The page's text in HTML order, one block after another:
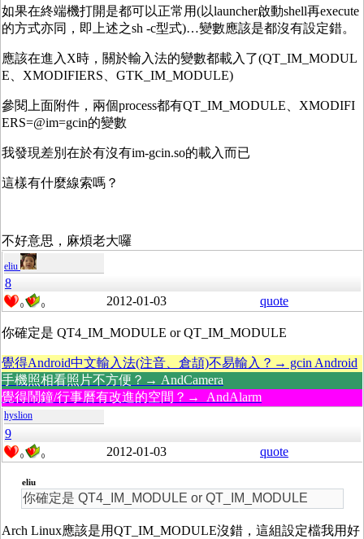
如果在終端機打開是都可以正常用(以launcher啟動shell再execute
的方式亦同，即上述之sh -c型式)…變數應該是都沒有設定錯。
應該在進入X時，關於輸入法的變數都載入了(QT_IM_MODUL
E、XMODIFIERS、GTK_IM_MODULE)
參閱上面附件，兩個process都有QT_IM_MODULE、XMODIFI
ERS=@im=gcin的變數
我發現差別在於有沒有im-gcin.so的載入而已
這樣有什麼線索嗎？
不好意思，麻煩老大囉
eliu
8
0 0 2012-01-03 quote
你確定是 QT4_IM_MODULE or QT_IM_MODULE
覺得Android中文輸入法(注音、倉頡)不易輸入？→ gcin Android
手機照相看照片不方便？→ AndCamera
覺得鬧鐘/行事曆有改進的空間？→ AndAlarm
hyslion
9
0 0 2012-01-03 quote
eliu
你確定是 QT4_IM_MODULE or QT_IM_MODULE
Arch Linux應該是用QT_IM_MODULE沒錯，這組設定檔我用好